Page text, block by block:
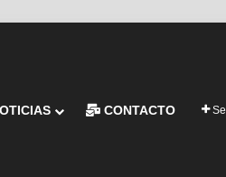
CONTACTO